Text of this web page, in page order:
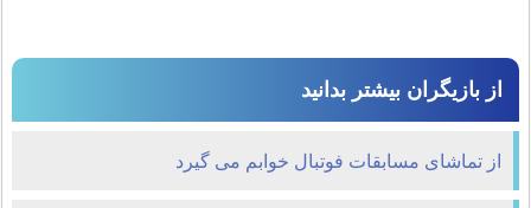
از بازیگران بیشتر بدانید
از تماشای مسابقات فوتبال خوابم می گیرد